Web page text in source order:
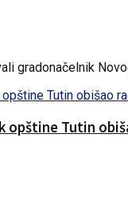
gradonačelnik
opštine Tutin